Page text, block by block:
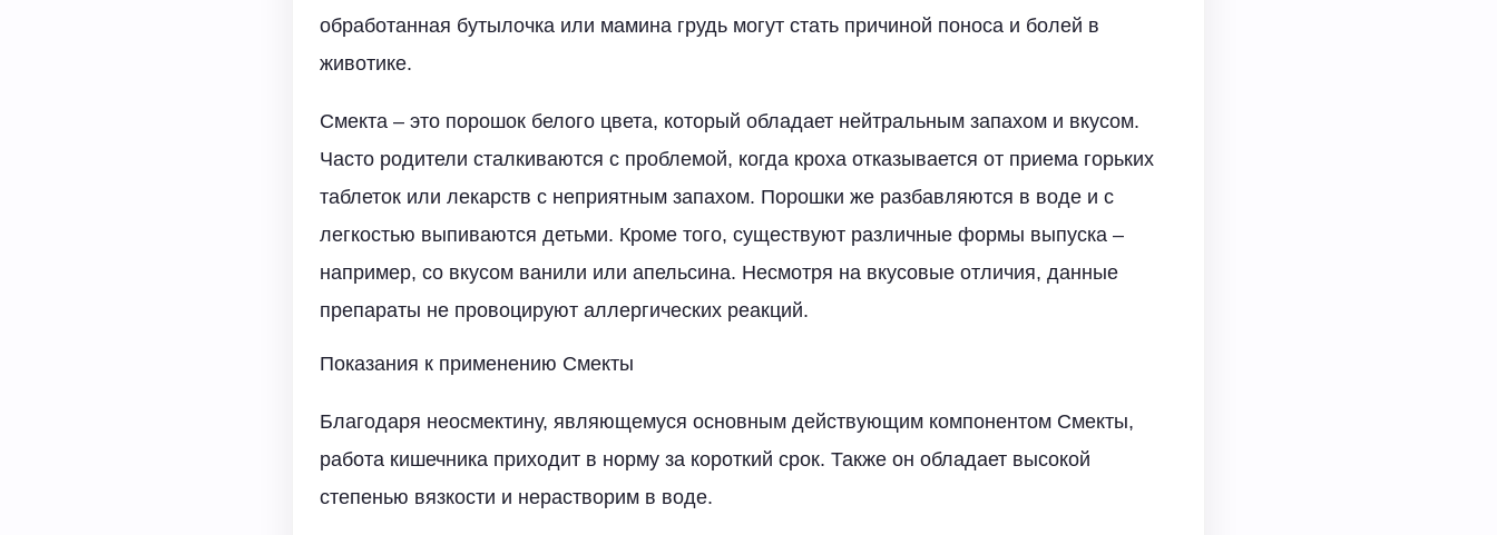
обработанная бутылочка или мамина грудь могут стать причиной поноса и болей в
животике.
Смекта – это порошок белого цвета, который обладает нейтральным запахом и вкусом.
Часто родители сталкиваются с проблемой, когда кроха отказывается от приема горьких
таблеток или лекарств с неприятным запахом. Порошки же разбавляются в воде и с
легкостью выпиваются детьми. Кроме того, существуют различные формы выпуска –
например, со вкусом ванили или апельсина. Несмотря на вкусовые отличия, данные
препараты не провоцируют аллергических реакций.
Показания к применению Смекты
Благодаря неосмектину, являющемуся основным действующим компонентом Смекты,
работа кишечника приходит в норму за короткий срок. Также он обладает высокой
степенью вязкости и нерастворим в воде.